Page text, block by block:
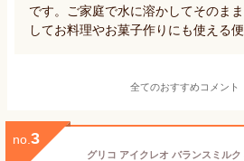
です。ご家庭で水に溶かしてそのま
してお料理やお菓子作りにも使える
全てのおすすめコメント
no. 3
グリコ アイクレオ バランスミル